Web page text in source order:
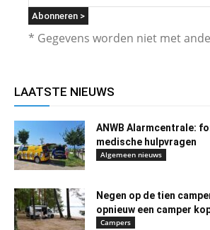
* Gegevens worden niet met
LAATSTE NIEUWS
ANWB Alarmcentrale:
medische hulpvragen
Algemeen nieuws
Negen op de tien
opnieuw een camper
Campers